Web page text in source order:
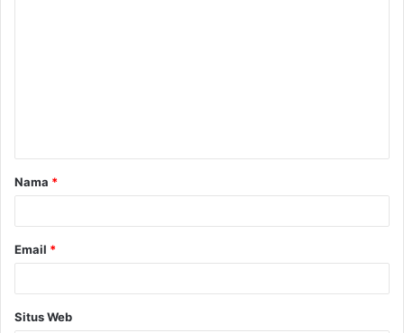
a
r
Nama *
Email *
Situs Web